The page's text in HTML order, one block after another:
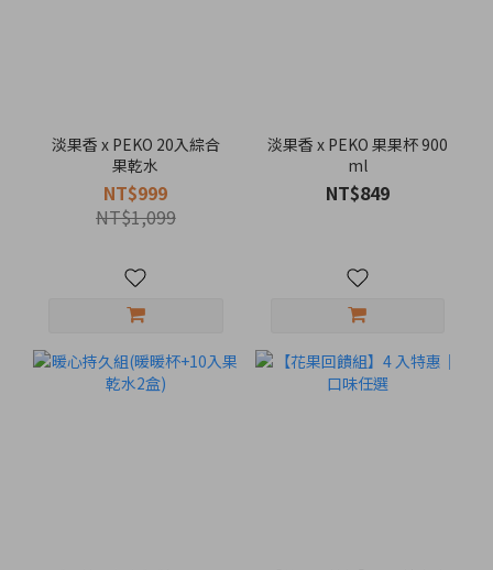
淡果香 x PEKO 20入綜合
果乾水
NT$999
NT$1,099
淡果香 x PEKO 果果杯 900
ml
NT$849